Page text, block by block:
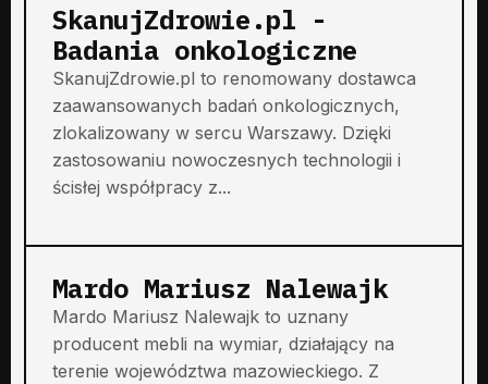
SkanujZdrowie.pl -
Badania onkologiczne
SkanujZdrowie.pl to renomowany dostawca
zaawansowanych badań onkologicznych,
zlokalizowany w sercu Warszawy. Dzięki
zastosowaniu nowoczesnych technologii i
ścisłej współpracy z...
Mardo Mariusz Nalewajk
Mardo Mariusz Nalewajk to uznany
producent mebli na wymiar, działający na
terenie województwa mazowieckiego. Z